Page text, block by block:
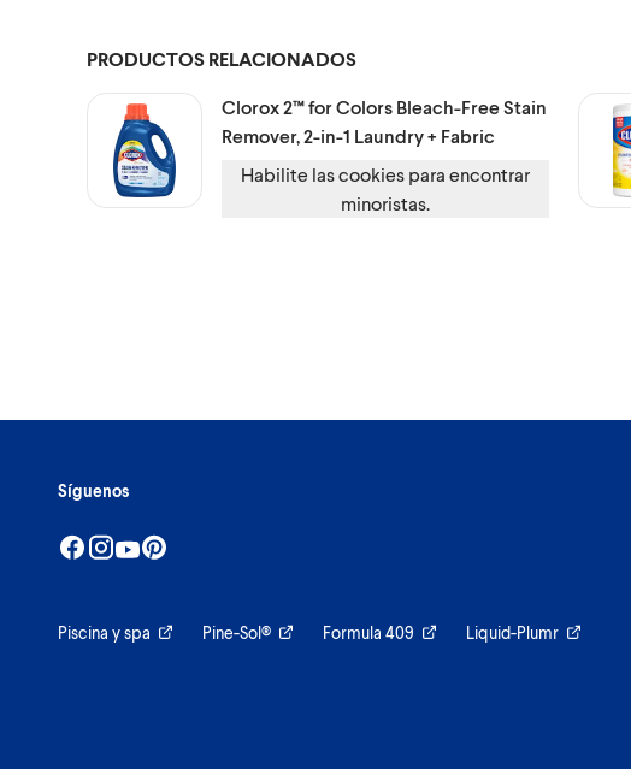
PRODUCTOS RELACIONADOS
Clorox 2™ for Colors Bleach-Free Stain
Remover, 2-in-1 Laundry + Fabric
Habilite las cookies para encontrar
minoristas.
Síguenos
Piscina y spa Pine-Sol® Formula 409 Liquid-Plumr